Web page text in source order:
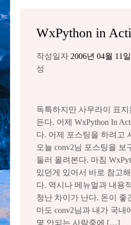
WxPython in
작성일자 2006년 04월 11일
성
독특하지만 사무라이 표
든다. 어제 WxPython In
다. 어제 포스팅을 하려고
오늘 conv2님 포스팅을 보
둘러 올려본다. 마침
있던게 있어서 바로 참고
다. 역시나 메뉴얼과 내용
청난 차이가 난다. 돈이 좋
마도 conv2님과 내가 국내
몇 안되는 사람중에 […]